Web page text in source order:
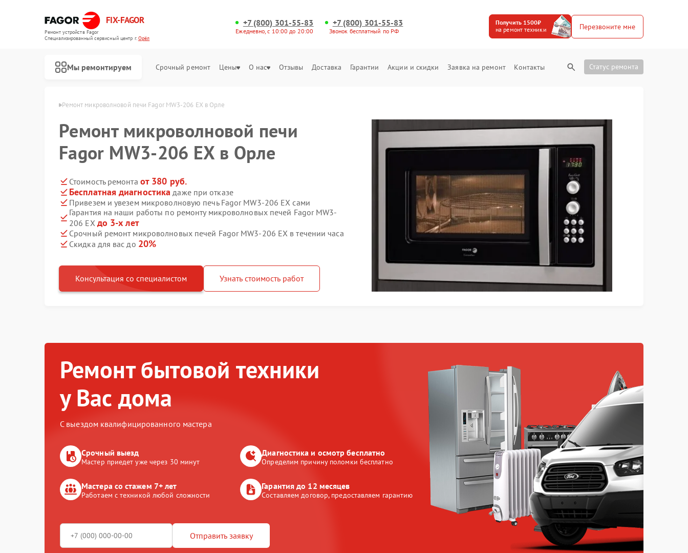
FIX-FAGOR
Ремонт устройств Fagor
Специализированный cервисный центр г.Орёл
+7 (800) 301-55-83
Ежедневно, с 10:00 до 20:00
+7 (800) 301-55-83
Звонок бесплатный по РФ
Получить 1500₽
на ремонт техники
Перезвоните мне
Мы ремонтируем Срочный ремонт Цены О нас Отзывы Доставка Гарантии Акции и скидки Заявка на ремонт Контакты Статус ремонта
Ремонт микроволновой печи Fagor MW3-206 EX в Орле
Ремонт микроволновой печи
Fagor MW3-206 EX в Орле
Стоимость ремонта от 380 руб.
Бесплатная диагностика даже при отказе
Привезем и увезем микроволновую печь Fagor MW3-206 EX сами
Гарантия на наши работы по ремонту микроволновых печей Fagor MW3-
206 EX до 3-х лет
Срочный ремонт микроволновых печей Fagor MW3-206 EX в течении часа
Скидка для вас до 20%
Консультация со специалистом Узнать стоимость работ
Ремонт бытовой техники
у Вас дома
С выездом квалифицированного мастера
Срочный выезд
Мастер приедет уже через 30 минут
Диагностика и осмотр бесплатно
Определим причину поломки бесплатно
Мастера со стажем 7+ лет
Работаем с техникой любой сложности
Гарантия до 12 месяцев
Составляем договор, предоставляем гарантию
Отправить заявку